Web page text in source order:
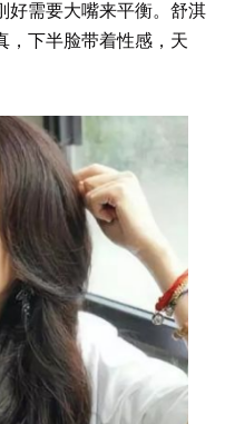
好需要大嘴来平衡。舒淇
，下半脸带着性感，天